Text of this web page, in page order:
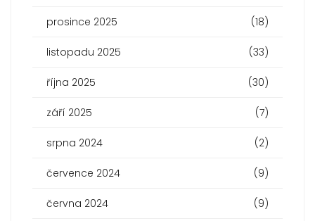
prosince 2025 (18)
listopadu 2025 (33)
října 2025 (30)
září 2025 (7)
srpna 2024 (2)
července 2024 (9)
června 2024 (9)